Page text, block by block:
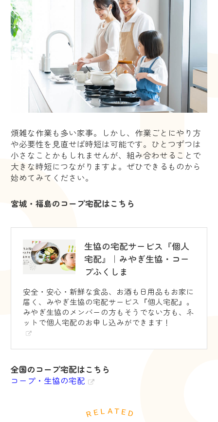
煩雑な作業も多い家事。しかし、作業ごとにやり方
や必要性を見直せば時短は可能です。ひとつずつは
小さなことかもしれませんが、組み合わせることで
大きな時短につながりますよ。ぜひできるものから
始めてみてください。
宮城・福島のコープ宅配はこちら
生協の宅配サービス『個人
宅配』｜みやぎ生協・コー
プふくしま
安全・安心・新鮮な食品、お酒も日用品もお家に
届く、みやぎ生協の宅配サービス『個人宅配』。
みやぎ生協のメンバーの方もそうでない方も、ネ
ットで個人宅配のお申し込みができます！
全国のコープ宅配はこちら
コープ・生協の宅配